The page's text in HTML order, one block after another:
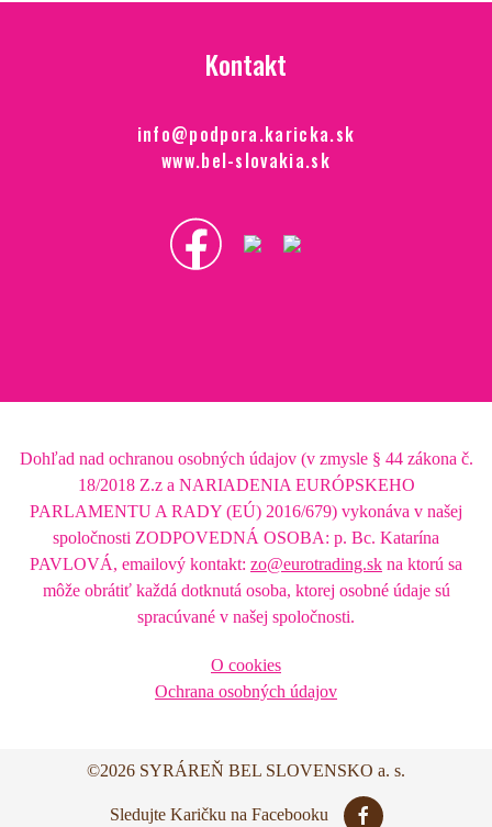
Kontakt
info@podpora.karicka.sk
www.bel-slovakia.sk
Dohľad nad ochranou osobných údajov (v zmysle § 44 zákona č.
18/2018 Z.z a NARIADENIA EURÓPSKEHO
PARLAMENTU A RADY (EÚ) 2016/679) vykonáva v našej
spoločnosti ZODPOVEDNÁ OSOBA: p. Bc. Katarína
PAVLOVÁ, emailový kontakt: zo@eurotrading.sk na ktorú sa
môže obrátiť každá dotknutá osoba, ktorej osobné údaje sú
spracúvané v našej spoločnosti.
O cookies
Ochrana osobných údajov
©2026 SYRÁREŇ BEL SLOVENSKO a. s.
Sledujte Karičku na Facebooku